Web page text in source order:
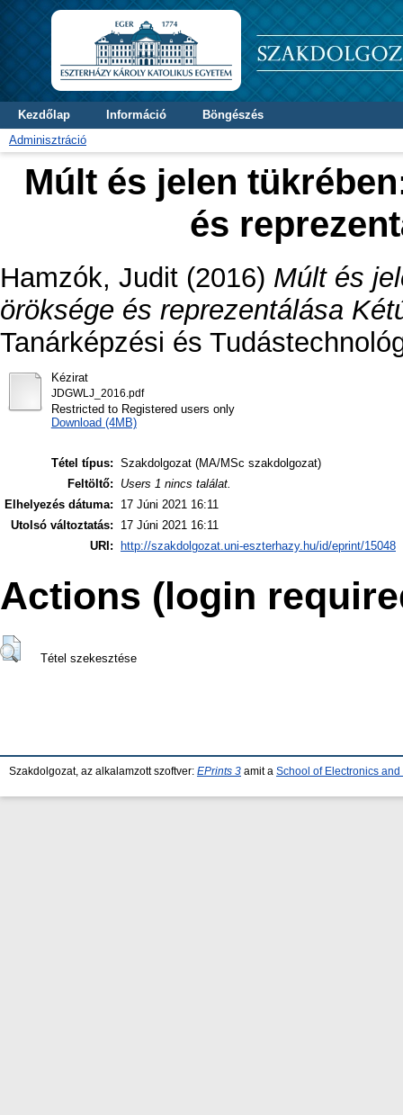
Kezdőlap Információ
Böngészés
Adminisztráció
Múlt és jelen
és
Hamzók, Judit (2016) Múlt és
öröksége és reprezentálása
Tanárképzési és
Kézirat
JDGWLJ_2016.pdf
Restricted to Registered users only
Download (4MB)
Tétel típus: Szakdolgozat (MA/MSc szakdolgozat)
Feltöltő:
Users 1 nincs találat.
Elhelyezés dátuma:
17 Júni 2021 16:11
Utolsó változtatás:
17 Júni 2021 16:11
URI:
http://szakdolgozat.uni-eszterhazy.hu/id/eprint/15048
Actions (login
Tétel szekesztése
Szakdolgozat, az alkalamzott szoftver: EPrints 3 amit a School of Electronics